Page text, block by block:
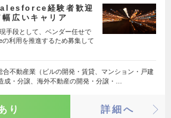
経験者歓迎
広いキャリア
手段として、ベンダー任せで
利用を推進するため募集して
合不動産業（ビルの開発・賃貸、マンション・戸建
成・分譲、海外不動産の開発・分譲・…
り 詳細へ